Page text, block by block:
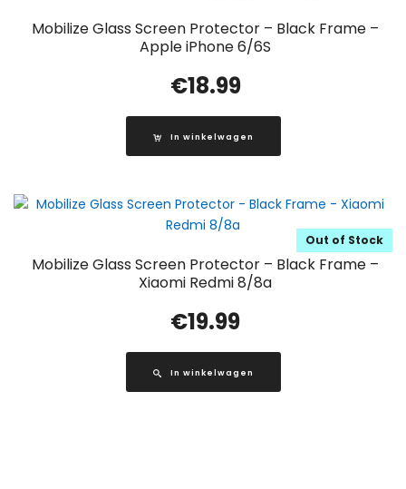
Mobilize Glass Screen Protector – Black Frame –
Apple iPhone 6/6S
€18.99
In winkelwagen
Mobilize Glass Screen Protector – Black Frame –
Xiaomi Redmi 8/8a
Out of Stock
€19.99
In winkelwagen